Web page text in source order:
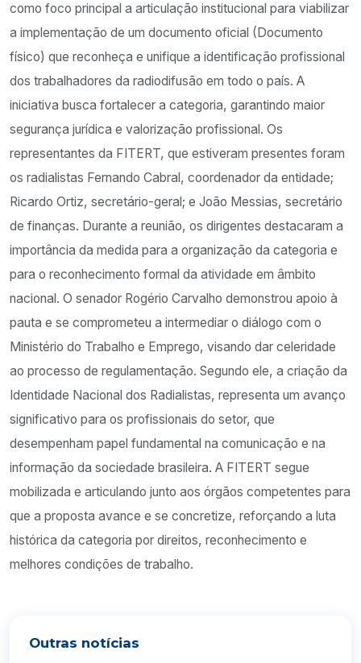
como foco principal a articulação institucional para viabilizar
a implementação de um documento oficial (Documento
físico) que reconheça e unifique a identificação profissional
dos trabalhadores da radiodifusão em todo o país. A
iniciativa busca fortalecer a categoria, garantindo maior
segurança jurídica e valorização profissional. Os
representantes da FITERT, que estiveram presentes foram
os radialistas Fernando Cabral, coordenador da entidade;
Ricardo Ortiz, secretário-geral; e João Messias, secretário
de finanças. Durante a reunião, os dirigentes destacaram a
importância da medida para a organização da categoria e
para o reconhecimento formal da atividade em âmbito
nacional. O senador Rogério Carvalho demonstrou apoio à
pauta e se comprometeu a intermediar o diálogo com o
Ministério do Trabalho e Emprego, visando dar celeridade
ao processo de regulamentação. Segundo ele, a criação da
Identidade Nacional dos Radialistas, representa um avanço
significativo para os profissionais do setor, que
desempenham papel fundamental na comunicação e na
informação da sociedade brasileira. A FITERT segue
mobilizada e articulando junto aos órgãos competentes para
que a proposta avance e se concretize, reforçando a luta
histórica da categoria por direitos, reconhecimento e
melhores condições de trabalho.
Outras notícias